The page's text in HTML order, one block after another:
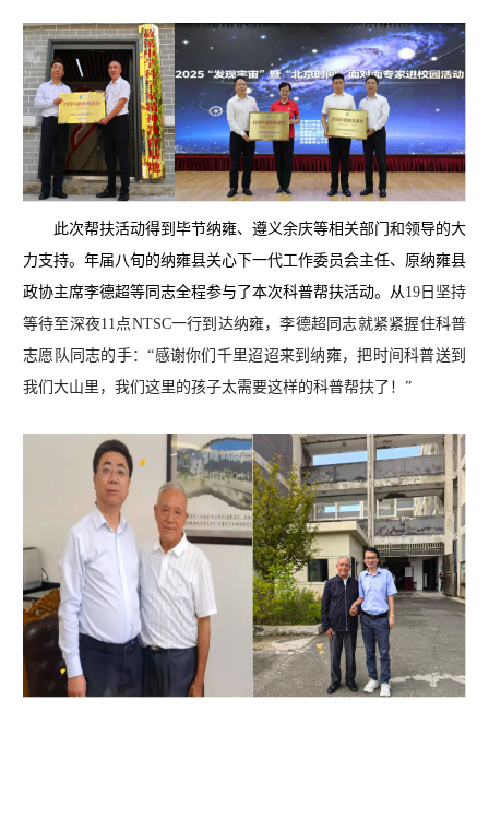
此次帮扶活动得到毕节纳雍、遵义余庆等相关部门和领导的大
力支持。年届八旬的纳雍县关心下一代工作委员会主任、原纳雍县
政协主席李德超等同志全程参与了本次科普帮扶活动。从 19日坚持
等待至深夜11点NTSC一行到达纳雍，李德超同志就紧紧握住科普
志愿队同志的手：“感谢你们千里迢迢来到纳雍，把时间科普送到
我们大山里，我们这里的孩子太需要这样的科普帮扶了！”